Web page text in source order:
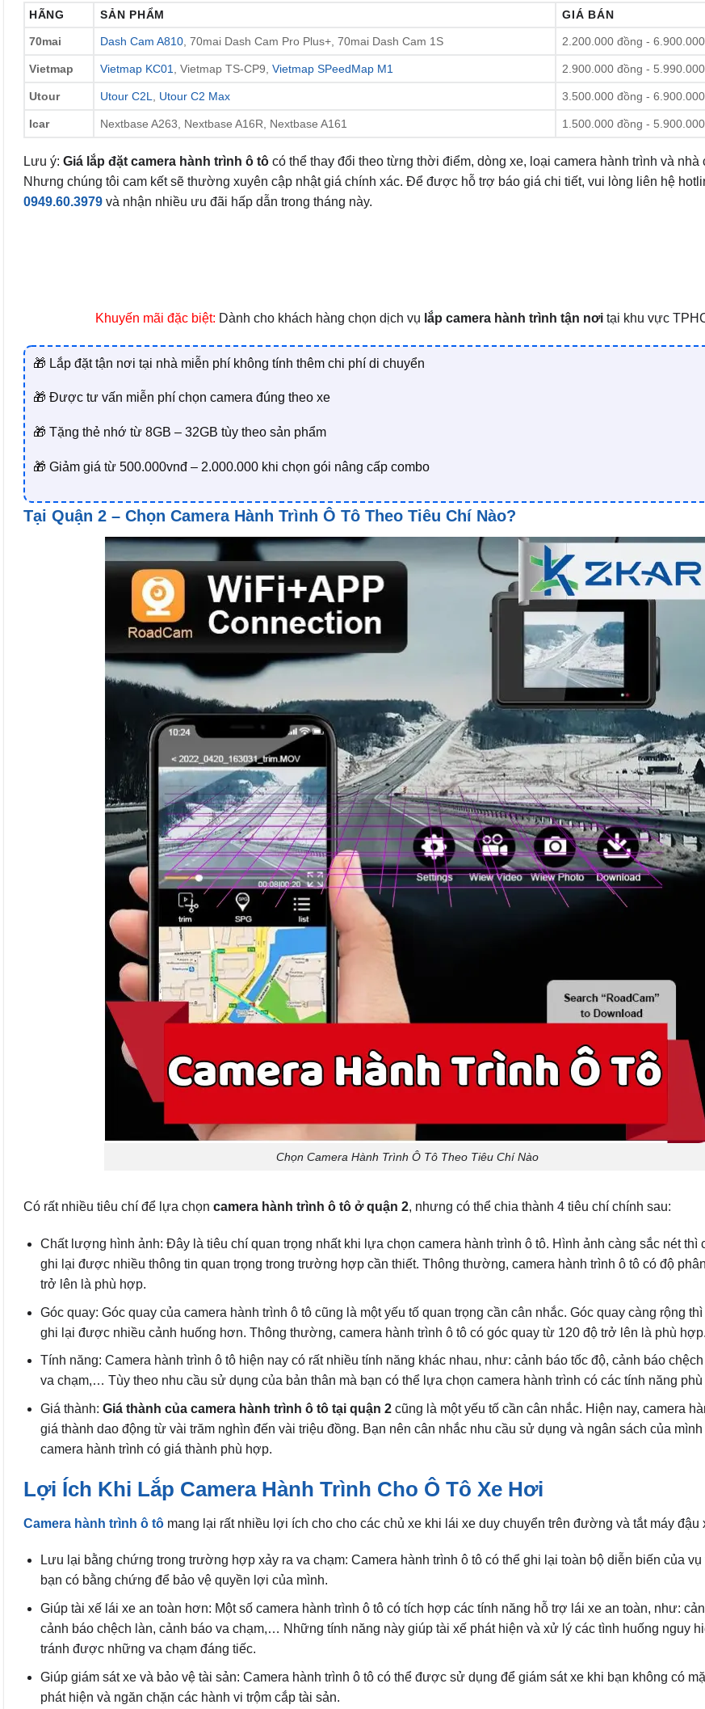
HÃNG SẢN PHẨM GIÁ BÁN
70mai Dash Cam A810 , 70mai Dash Cam Pro Plus+, 70mai Dash Cam 1S 2.200.000 đồng -
Vietmap Vietmap KC01 , Vietmap TS-CP9,Vietmap SPeedMap M1 2.900.000 đồng -
Utour Utour C2L Utour C2 Max 3.500.000 đồng -
Icar Nextbase A263, Nextbase A16R, Nextbase A161 1.500.000 đồng -
Lưu ý: Giá lắp đặt camera hành trình ô tô có thể thay đổi theo từng thời điểm, dòng xe, loại camera hành trình và nhà
Nhưng chúng tôi cam kết sẽ thường xuyên cập nhật giá chính xác. Để được hỗ trợ báo giá chi tiết, vui lòng liên hệ
0949.60.3979 và nhận nhiều ưu đãi hấp dẫn trong tháng này.
Khuyến mãi đặc biệt: Dành cho khách hàng chọn dịch vụ lắp camera hành trình tận nơitại khu vực
🎁 Lắp đặt tận nơi tại nhà miễn phí không tính thêm chi phí di chuyển
🎁 Được tư vấn miễn phí chọn camera đúng theo xe
🎁 Tặng thẻ nhớ từ 8GB – 32GB tùy theo sản phẩm
🎁 Giảm giá từ 500.000vnđ – 2.000.000 khi chọn gói nâng cấp combo
Tại Quận 2 – Chọn Camera Hành Trình Ô Tô Theo Tiêu Chí Nào?
Chọn Camera Hành Trình Ô Tô Theo Tiêu Chí Nào
Có rất nhiều tiêu chí để lựa chọn camera hành trình ô tô ở quận 2, nhưng có thể chia thành 4 tiêu chí chính sau:
Chất lượng hình ảnh: Đây là tiêu chí quan trọng nhất khi lựa chọn camera hành trình ô tô. Hình ảnh càng sắc nét thì
ghi lại được nhiều thông tin quan trọng trong trường hợp cần thiết. Thông thường, camera hành trình ô tô có độ
trở lên là phù hợp.
Góc quay: Góc quay của camera hành trình ô tô cũng là một yếu tố quan trọng cần cân nhắc. Góc quay càng rộng
ghi lại được nhiều cảnh huống hơn. Thông thường, camera hành trình ô tô có góc quay từ 120 độ trở lên là phù hợp.
Tính năng: Camera hành trình ô tô hiện nay có rất nhiều tính năng khác nhau, như: cảnh báo tốc độ, cảnh báo
va chạm,… Tùy theo nhu cầu sử dụng của bản thân mà bạn có thể lựa chọn camera hành trình có các tính năng
Giá thành: Giá thành của camera hành trình ô tô tại quận 2cũng là một yếu tố cần cân nhắc. Hiện nay, camera
giá thành dao động từ vài trăm nghìn đến vài triệu đồng. Bạn nên cân nhắc nhu cầu sử dụng và ngân sách của
camera hành trình có giá thành phù hợp.
Lợi Ích Khi Lắp Camera Hành Trình Cho Ô Tô Xe Hơi
Camera hành trình ô tô mang lại rất nhiều lợi ích cho cho các chủ xe khi lái xe duy chuyển trên đường và tắt máy đậu
Lưu lại bằng chứng trong trường hợp xảy ra va chạm: Camera hành trình ô tô có thể ghi lại toàn bộ diễn biến của vụ
bạn có bằng chứng để bảo vệ quyền lợi của mình.
Giúp tài xế lái xe an toàn hơn: Một số camera hành trình ô tô có tích hợp các tính năng hỗ trợ lái xe an toàn, như:
cảnh báo chệch làn, cảnh báo va chạm,… Những tính năng này giúp tài xế phát hiện và xử lý các tình huống nguy
tránh được những va chạm đáng tiếc.
Giúp giám sát xe và bảo vệ tài sản: Camera hành trình ô tô có thể được sử dụng để giám sát xe khi bạn không có
phát hiện và ngăn chặn các hành vi trộm cắp tài sản.